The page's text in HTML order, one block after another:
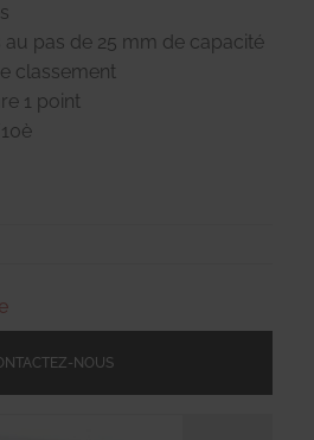
pas de 25 mm de capacité
classement
1 point
NOUS